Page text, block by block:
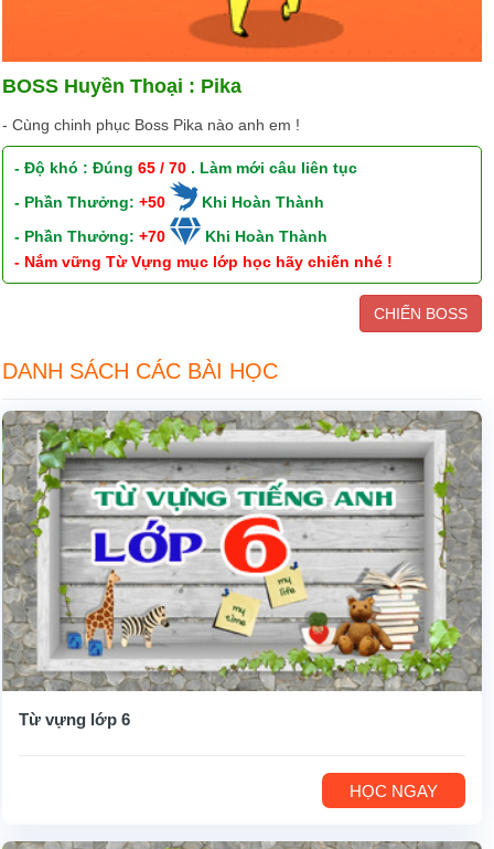
BOSS Huyền Thoại : Pika
- Cùng chinh phục Boss Pika nào anh em !
- Độ khó : Đúng65 / 70 . Làm mới câu liên tục
- Phần Thưởng:+50
Khi Hoàn Thành
- Phần Thưởng:+70
Khi Hoàn Thành
- Nắm vững Từ Vựng mục lớp học hãy chiến nhé !
CHIẾN BOSS
DANH SÁCH CÁC BÀI HỌC
Từ vựng lớp 6
HỌC NGAY